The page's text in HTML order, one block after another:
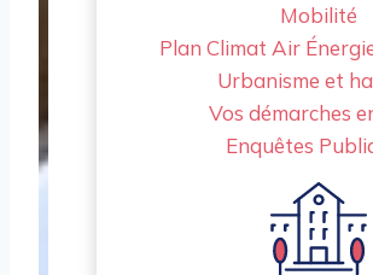
Mobilité
Plan Climat Air
Urbanisme et
Vos démarches
Enquêtes